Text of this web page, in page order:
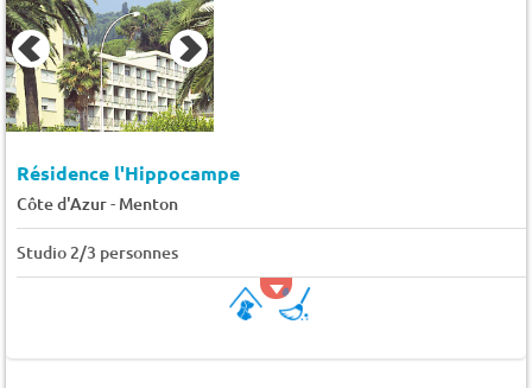
Résidence l'Hippocampe
Côte d'Azur- Menton
Studio 2/3 personnes